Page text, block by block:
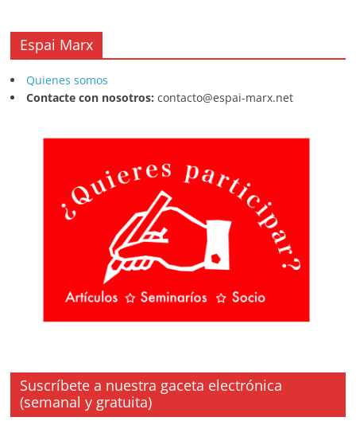
Espai Marx
Quienes somos
Contacte con nosotros: contacto@espai-marx.net
Suscríbete a nuestra gaceta electrónica
(semanal y gratuita)